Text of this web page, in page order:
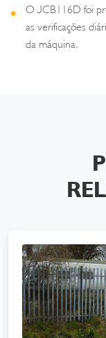
O JCB116D foi
as verificações
da máquina.